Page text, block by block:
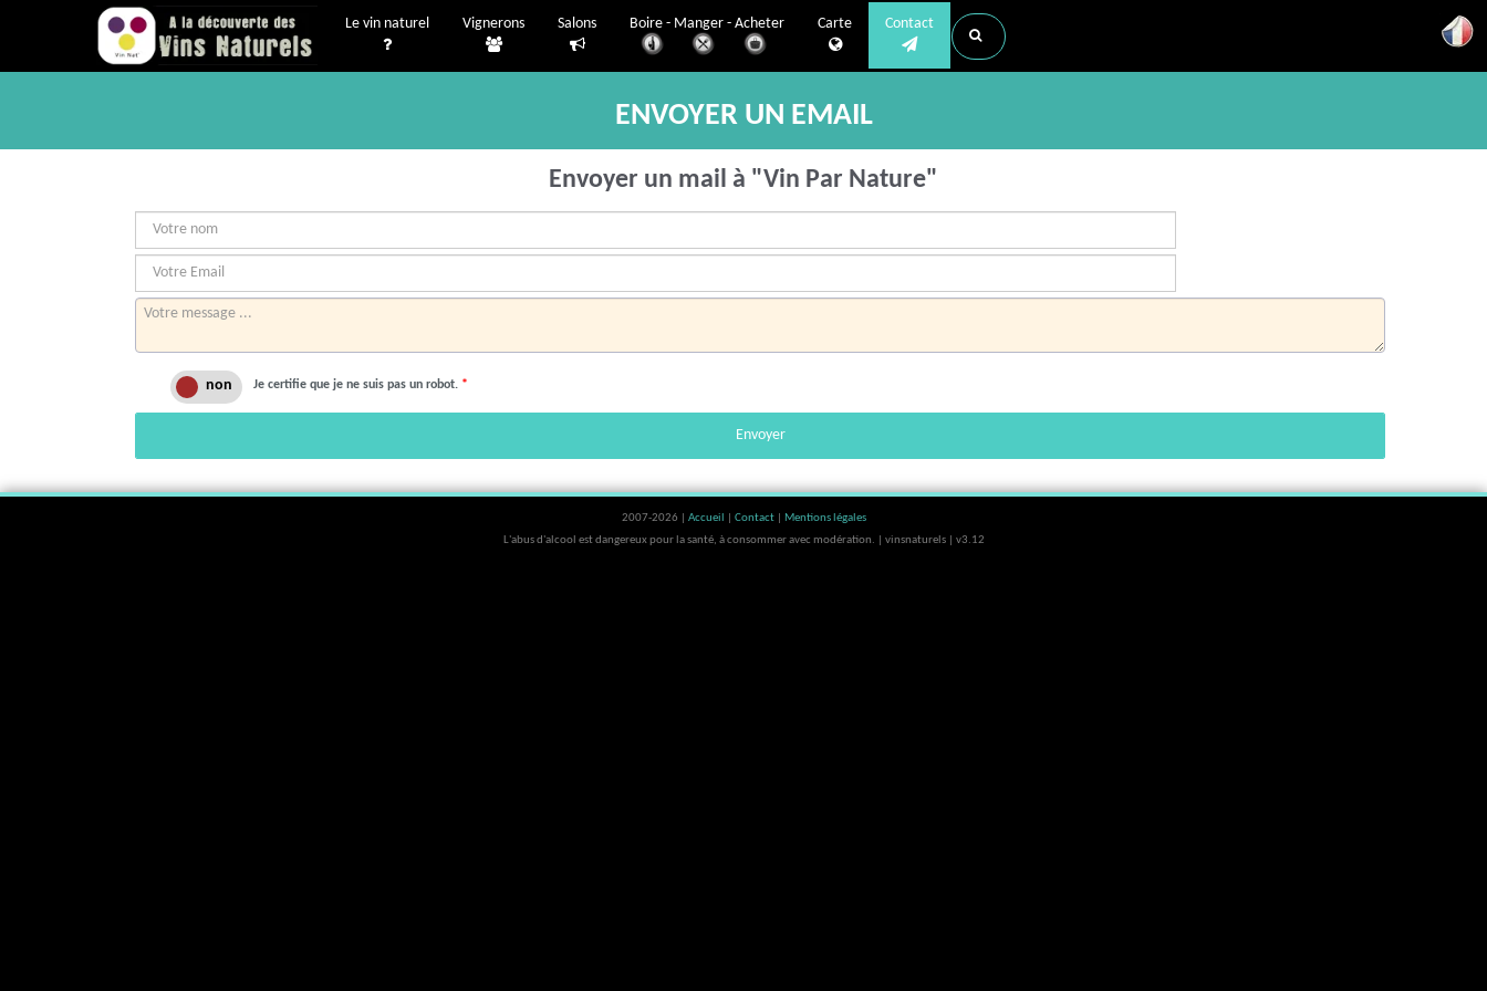
Le vin naturel Vignerons Salons Boire - Manger - Acheter Carte Contact
ENVOYER UN EMAIL
Envoyer un mail à "Vin Par Nature"
Je certifie que je ne suis pas un robot. *
Envoyer
2007-2026 | Accueil Contact
Mentions légales
L'abus d'alcool est dangereux pour la santé, à consommer avec modération. | vinsnaturels | v3.12